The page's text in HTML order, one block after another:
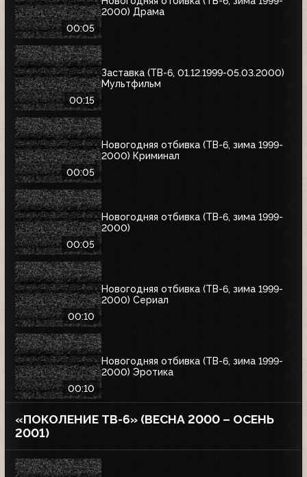
00:05
2000) Драма
00:15
Заставка (ТВ-6, 01.12.1999-05.03.2000)
Мультфильм
00:05
Новогодняя отбивка (ТВ-6, зима 1999-
2000) Криминал
00:05
Новогодняя отбивка (ТВ-6, зима 1999-
2000)
00:10
Новогодняя отбивка (ТВ-6, зима 1999-
2000) Сериал
00:10
Новогодняя отбивка (ТВ-6, зима 1999-
2000) Эротика
«ПОКОЛЕНИЕ ТВ-6» (ВЕСНА 2000 – ОСЕНЬ
2001)